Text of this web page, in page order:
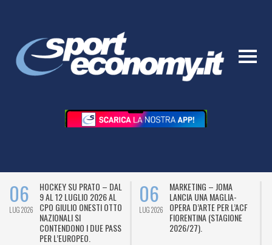
06
LUG 2026
HOCKEY SU PRATO – DAL
9 AL 12 LUGLIO 2026 AL
CPO GIULIO ONESTI OTTO
NAZIONALI SI
CONTENDONO I DUE PASS
PER L’EUROPEO.
06
LUG 2026
MARKETING – JOMA
LANCIA UNA MAGLIA-
OPERA D’ARTE PER L’ACF
FIORENTINA (STAGIONE
2026/27).